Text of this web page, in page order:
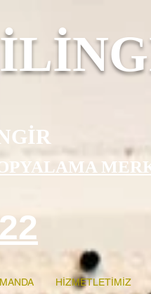
HİZMETLETİMİZ